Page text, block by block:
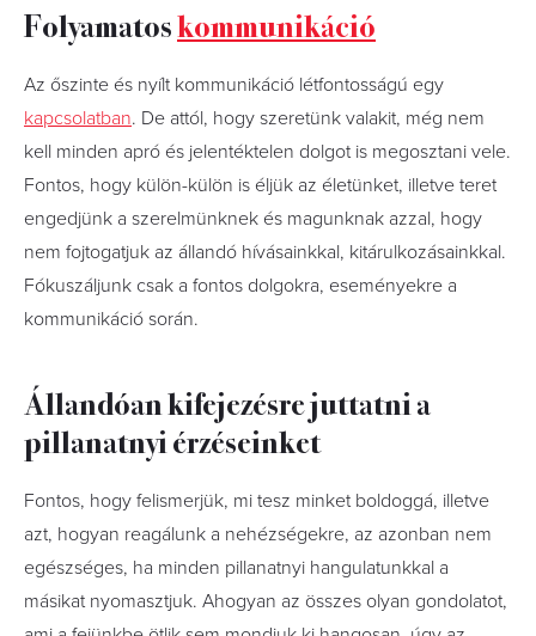
Folyamatoskommunikáció
Az őszinte és nyílt kommunikáció létfontosságú egy
kapcsolatban. De attól, hogy szeretünk valakit, még nem
kell minden apró és jelentéktelen dolgot is megosztani vele.
Fontos, hogy külön-külön is éljük az életünket, illetve teret
engedjünk a szerelmünknek és magunknak azzal, hogy
nem fojtogatjuk az állandó hívásainkkal, kitárulkozásainkkal.
Fókuszáljunk csak a fontos dolgokra, eseményekre a
kommunikáció során.
Állandóan kifejezésre juttatni a
pillanatnyi érzéseinket
Fontos, hogy felismerjük, mi tesz minket boldoggá, illetve
azt, hogyan reagálunk a nehézségekre, az azonban nem
egészséges, ha minden pillanatnyi hangulatunkkal a
másikat nyomasztjuk. Ahogyan az összes olyan gondolatot,